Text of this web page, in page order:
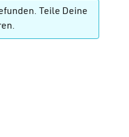
Teile Deine